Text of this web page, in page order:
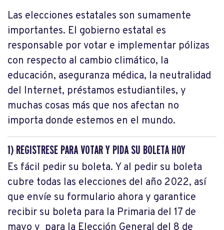
Las elecciones estatales son sumamente
importantes. El gobierno estatal es
responsable por votar e implementar pólizas
con respecto al cambio climático, la
educación, aseguranza médica, la neutralidad
del Internet, préstamos estudiantiles, y
muchas cosas más que nos afectan no
importa donde estemos en el mundo.
1) REGISTRESE PARA VOTAR Y PIDA SU BOLETA HOY
Es fácil pedir su boleta. Y al pedir su boleta
cubre todas las elecciones del año 2022, así
que envíe su formulario ahora y garantice
recibir su boleta para la Primaria del 17 de